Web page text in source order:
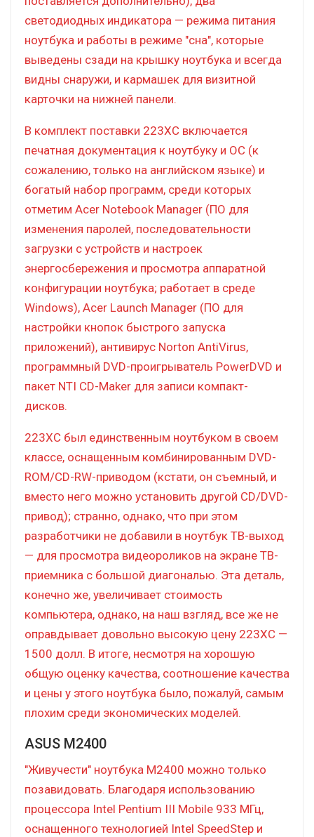
светодиодных индикатора — режима питания
ноутбука и работы в режиме "сна", которые
выведены сзади на крышку ноутбука и всегда
видны снаружи, и кармашек для визитной
карточки на нижней панели.
В комплект поставки 223XC включается
печатная документация к ноутбуку и ОС (к
сожалению, только на английском языке) и
богатый набор программ, среди которых
отметим Acer Notebook Manager (ПО для
изменения паролей, последовательности
загрузки с устройств и настроек
энергосбережения и просмотра аппаратной
конфигурации ноутбука; работает в среде
Windows), Acer Launch Manager (ПО для
настройки кнопок быстрого запуска
приложений), антивирус Norton AntiVirus,
программный DVD-проигрыватель PowerDVD и
пакет NTI CD-Maker для записи компакт-
дисков.
223XC был единственным ноутбуком в своем
классе, оснащенным комбинированным DVD-
ROM/CD-RW-приводом (кстати, он съемный, и
вместо него можно установить другой CD/DVD-
привод); странно, однако, что при этом
разработчики не добавили в ноутбук ТВ-выход
— для просмотра видеороликов на экране ТВ-
приемника с большой диагональю. Эта деталь,
конечно же, увеличивает стоимость
компьютера, однако, на наш взгляд, все же не
оправдывает довольно высокую цену 223XC —
1500 долл. В итоге, несмотря на хорошую
общую оценку качества, соотношение качества
и цены у этого ноутбука было, пожалуй, самым
плохим среди экономических моделей.
ASUS M2400
"Живучести" ноутбука M2400 можно только
позавидовать. Благодаря использованию
процессора Intel Pentium III Mobile 933 МГц,
оснащенного технологией Intel SpeedStep и